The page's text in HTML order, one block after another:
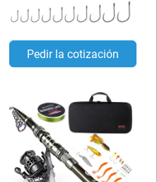
Pedir la cotización